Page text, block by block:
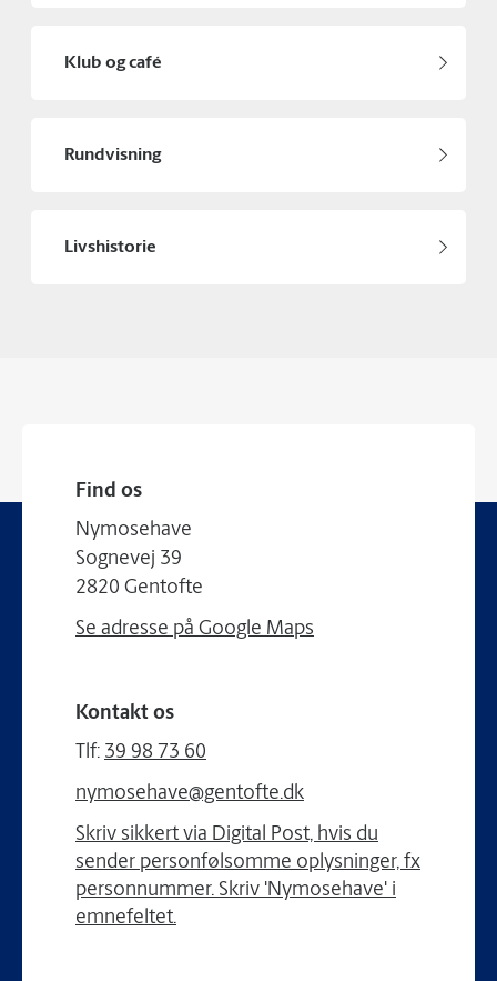
Klub og café
Rundvisning
Livshistorie
Find os
Nymosehave
Sognevej 39
2820 Gentofte
Se adresse på Google Maps
Kontakt os
Tlf: 39 98 73 60
nymosehave@gentofte.dk
Skriv sikkert via Digital Post, hvis du
sender personfølsomme oplysninger, fx
personnummer. Skriv 'Nymosehave' i
emnefeltet.